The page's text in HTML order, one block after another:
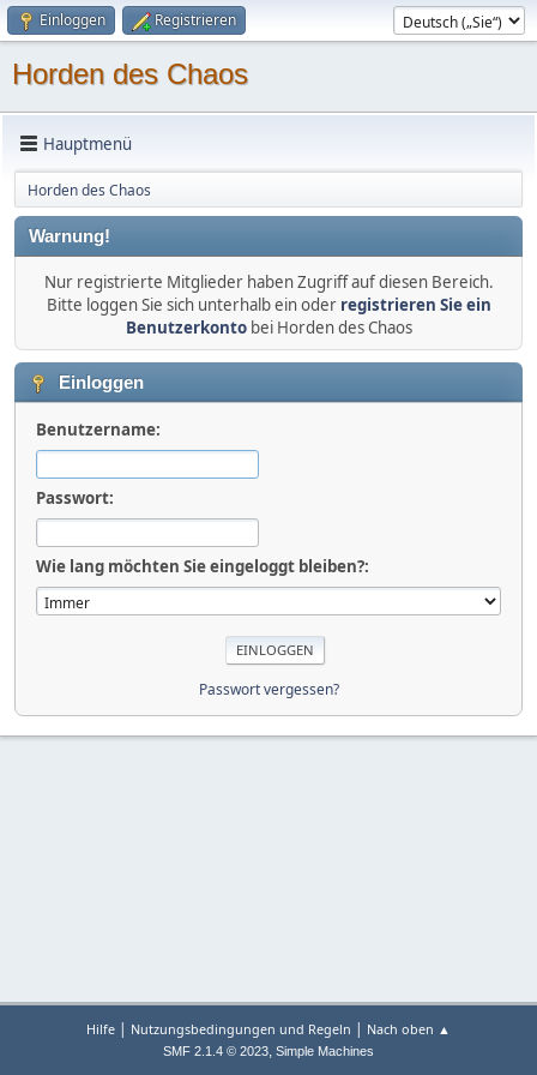
Einloggen Registrieren
Horden des Chaos
Hauptmenü
Horden des Chaos
Warnung!
Nur registrierte Mitglieder haben Zugriff auf diesen Bereich.
Bitte loggen Sie sich unterhalb ein oder registrieren Sie ein
Benutzerkontobei Horden des Chaos
Einloggen
Benutzername:
Passwort:
Wie lang möchten Sie eingeloggt bleiben?:
Passwort vergessen?
Hilfe | Nutzungsbedingungen und Regeln | Nach oben ▲
SMF 2.1.4 © 2023, Simple Machines